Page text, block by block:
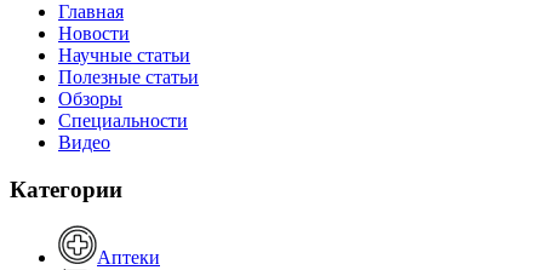
Главная
Новости
Научные статьи
Полезные статьи
Обзоры
Специальности
Видео
Категории
Аптеки